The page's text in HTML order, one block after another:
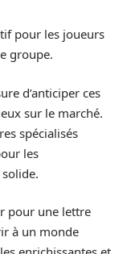
pour les joueurs
groupe.
d’anticiper ces
sur le marché.
spécialisés
les
pour une lettre
à un monde